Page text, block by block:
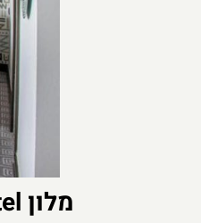
מלון The Marylebone Hotel